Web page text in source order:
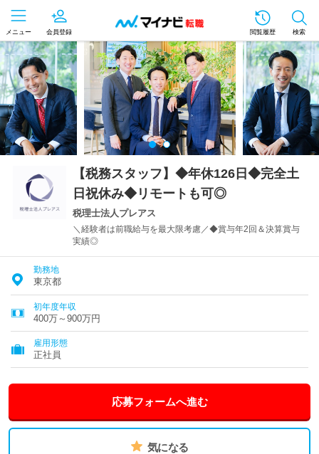
メニュー 会員登録 閲覧履歴 検索
【税務スタッフ】◆年休126日◆完全土
日祝休み◆リモートも可◎
税理士法人プレアス
＼経験者は前職給与を最大限考慮／◆賞与年2回＆決算賞与
実績◎
勤務地
東京都
初年度年収
400万～900万円
雇用形態
正社員
応募フォームへ進む
気になる